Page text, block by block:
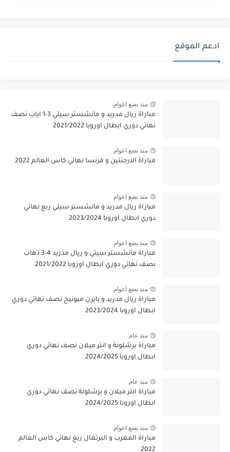
ادعم الموقع
منذ بضع اعوام
مباراة ريال مدريد و مانشستر سيتي 3-1 اياب نصف
نهائي دوري ابطال اوروبا 2021/2022
منذ بضع اعوام
مباراة الارجنتين و فرنسا نهائي كاس العالم 2022
منذ بضع اعوام
مباراة ريال مدريد و مانشستر سيتي ربع نهائي
دوري ابطال اوروبا 2023/2024
منذ بضع اعوام
مباراة مانشستر سيتي و ريال مدريد 4-3 ذهاب
نصف نهائي دوري ابطال اوروبا 2021/2022
منذ بضع اعوام
مباراة ريال مدريد و بايرن ميونيخ نصف نهائي دوري
ابطال اوروبا 2023/2024
منذ عام
مباراة برشلونة و انتر ميلان نصف نهائي دوري
ابطال اوروبا 2024/2025
منذ عام
مباراة انتر ميلان و برشلونة نصف نهائي دوري
ابطال اوروبا 2024/2025
منذ بضع اعوام
مباراة المغرب و البرتغال ربع نهائي كاس العالم
2022